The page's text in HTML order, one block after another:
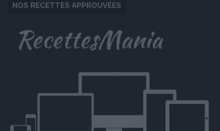
NOS RECETTES APPROUVÉES